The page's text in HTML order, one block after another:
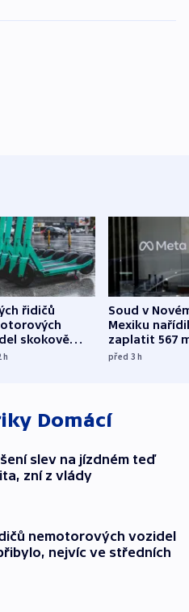
řidičů
skokově
nejvíc ve
h
Soud v
Mexiku
zaplatit 567
dolarů kvůli
před 3h
Domácí
slev na jízdném teď
zní z vlády
nemotorových vozidel
nejvíc ve středních